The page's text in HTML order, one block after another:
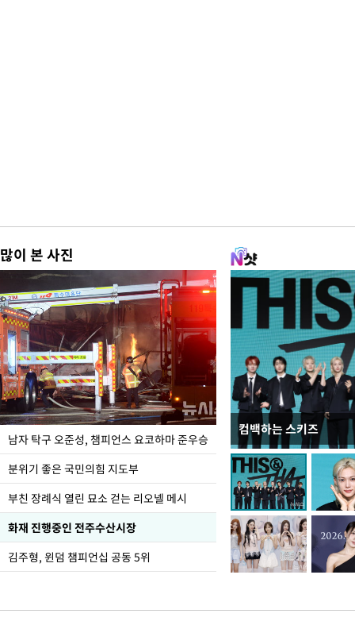
많이 본 사진
남자 탁구 오준성, 챔피언스 요코하마 준우승
분위기 좋은 국민의힘 지도부
부친 장례식 열린 묘소 걷는 리오넬 메시
화재 진행중인 전주수산시장
김주형, 윈덤 챔피언십 공동 5위
컴백하는 스키즈
한-미, UFS연합연습